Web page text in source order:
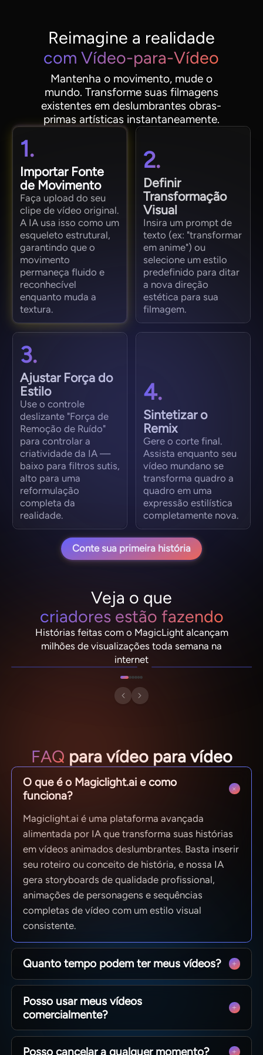
Reimagine a realidade
com Vídeo-para-Vídeo
Mantenha o movimento, mude o
mundo. Transforme suas filmagens
existentes em deslumbrantes obras-
primas artísticas instantaneamente.
1.
Importar Fonte
de Movimento
Faça upload do seu
clipe de vídeo original.
A IA usa isso como um
esqueleto estrutural,
garantindo que o
movimento
permaneça fluido e
reconhecível
enquanto muda a
textura.
2.
Definir
Transformação
Visual
Insira um prompt de
texto (ex: "transformar
em anime") ou
selecione um estilo
predefinido para ditar
a nova direção
estética para sua
filmagem.
3.
Ajustar Força do
Estilo
Use o controle
deslizante "Força de
Remoção de Ruído"
para controlar a
criatividade da IA —
baixo para filtros sutis,
alto para uma
reformulação
completa da
realidade.
4.
Sintetizar o
Remix
Gere o corte final.
Assista enquanto seu
vídeo mundano se
transforma quadro a
quadro em uma
expressão estilística
completamente nova.
Conte sua primeira história
Veja o que
criadores estão fazendo
Histórias feitas com o MagicLight alcançam
milhões de visualizações toda semana na
internet
NebulaDrifter
Lio "Spark" Vance
PixelRonin
Momo The Moshroom
FAQ para vídeo para vídeo
O que é o Magiclight.ai e como
funciona?
Magiclight.ai é uma plataforma avançada
alimentada por IA que transforma suas histórias
em vídeos animados deslumbrantes. Basta inserir
seu roteiro ou conceito de história, e nossa IA
gera storyboards de qualidade profissional,
animações de personagens e sequências
completas de vídeo com um estilo visual
consistente.
Quanto tempo podem ter meus vídeos?
Desde clipes rápidos para redes sociais até
episódios completos de 50 minutos. O
MagicLight é otimizado para narrativas longas,
mantendo a consistência dos personagens entre
cenas, para que você possa produzir narrativas
Posso usar meus vídeos
comercialmente?
Sim! Você possui 100% do conteúdo que cria.
Seja monetizando um canal do YouTube,
Posso cancelar a qualquer momento?